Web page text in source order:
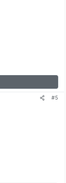
#5